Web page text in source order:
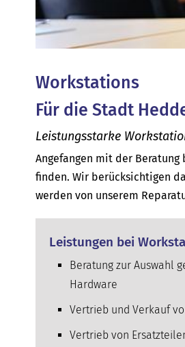
Workstations
Für die Stadt
Leistungsstarke
Angefangen mit der
finden. Wir berücksichtigen
werden von unserem
Leistungen bei
Beratung zur Auswahl
Hardware
Vertrieb und Verkauf
Vertrieb von